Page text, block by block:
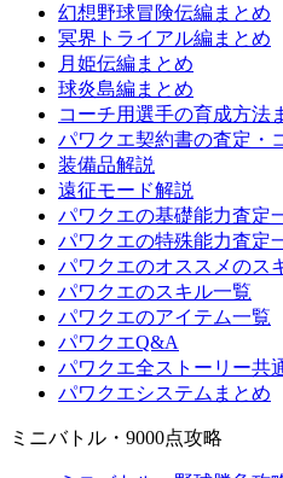
幻想野球冒険伝編まとめ
冥界トライアル編まとめ
月姫伝編まとめ
球炎島編まとめ
コーチ用選手の育成方法
パワクエ契約書の査定・
装備品解説
遠征モード解説
パワクエの基礎能力査定
パワクエの特殊能力査定
パワクエのオススメのス
パワクエのスキル一覧
パワクエのアイテム一覧
パワクエQ&A
パワクエ全ストーリー共
パワクエシステムまとめ
ミニバトル・9000点攻略